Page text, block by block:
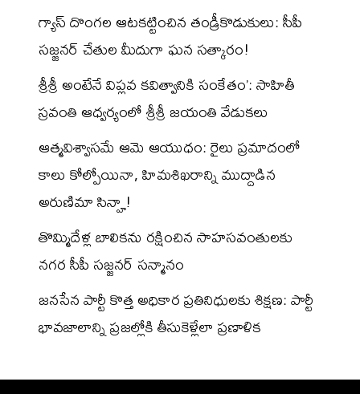
గ్యాస్ దొంగల ఆటకట్టించిన తండ్రీకొడుకులు: సీపీ
సజ్జనర్ చేతుల మీదుగా ఘన సత్కారం!
శ్రీశ్రీ అంటేనే విప్లవ కవిత్వానికి సంకేతం’: సాహితీ
స్రవంతి ఆధ్వర్యంలో శ్రీశ్రీ జయంతి వేడుకలు
ఆత్మవిశ్వాసమే ఆమె ఆయుధం: రైలు ప్రమాదంలో
కాలు కోల్పోయినా, హిమశిఖరాన్ని ముద్దాడిన
అరుణిమా సిన్హా!
తొమ్మిదేళ్ల బాలికను రక్షించిన సాహసవంతులకు
నగర సీపీ సజ్జనర్ సన్మానం
జనసేన పార్టీ కొత్త అధికార ప్రతినిధులకు శిక్షణ: పార్టీ
భావజాలాన్ని ప్రజల్లోకి తీసుకెళ్లేలా ప్రణాళిక